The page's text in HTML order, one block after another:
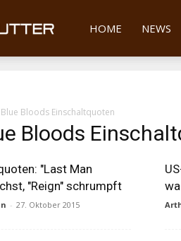
Filmfutter
HOME NEWS
Blue Bloods Einschaltquoten
Bloods
"Last Man
"Reign" schrumpft
- 27. Oktober 2015